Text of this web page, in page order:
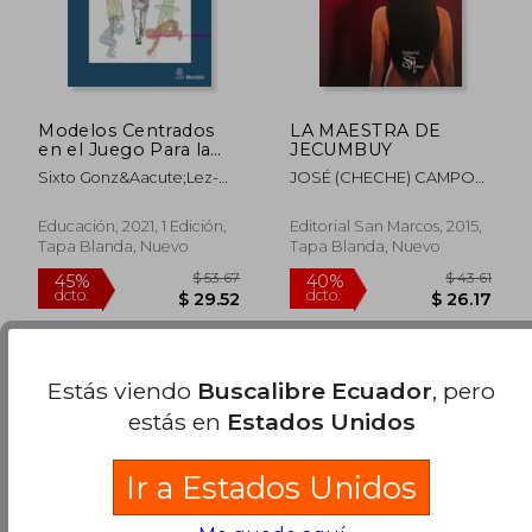
Modelos Centrados
en el Juego Para la
Iniciación
Comprensiva del
Sixto Gonz&Aacute;Lez-
Fern&Aacute;Ndez-
R&Iacute;O; Eva Guijarro;
Manuel Jacob Sierra-
D&Iacute;Az
Educación, 2021, 1 Edición,
Tapa Blanda, Nuevo
LA MAESTRA DE
JECUMBUY
JOSÉ (CHECHE) CAMPOS
Editorial San Marcos, 2015,
Tapa Blanda, Nuevo
Estás viendo Buscalibre Ecuador, pero
estás en Estados Unidos
Ir a Estados Unidos